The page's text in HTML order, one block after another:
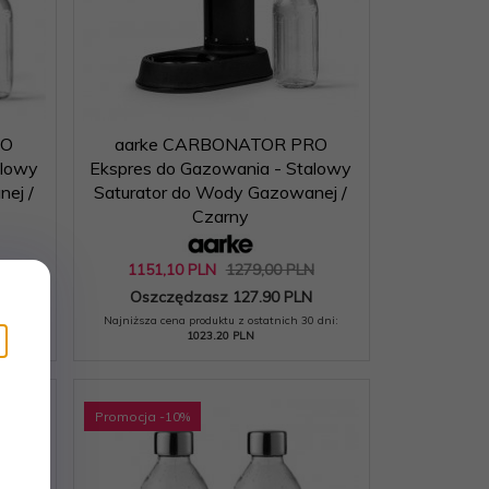
/
aarke CARBONATOR PRO
Ekspres do Gazowania - Stalowy
Saturator do Wody Gazowanej /
Czarny
1151,10 PLN 1279,00 PLN
Oszczędzasz 127.90 PLN
Najniższa cena produktu z ostatnich 30 dni:
1023.20 PLN
Promocja -10%